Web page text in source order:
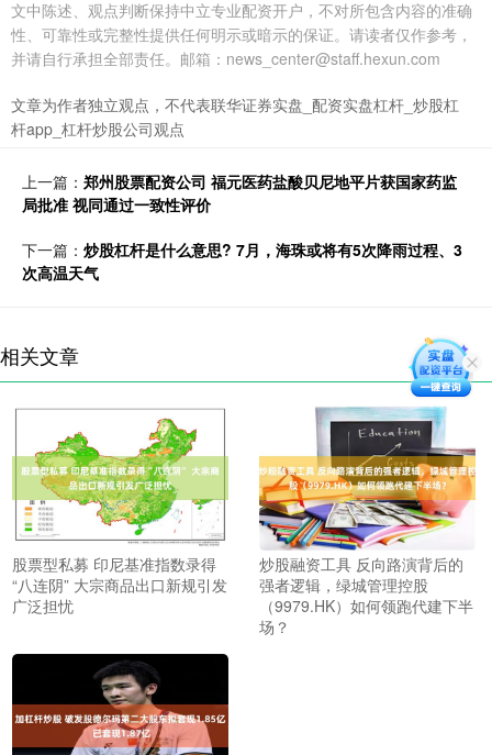
文中陈述、观点判断保持中立专业配资开户，不对所包含内容的准确
性、可靠性或完整性提供任何明示或暗示的保证。请读者仅作参考，
并请自行承担全部责任。邮箱：news_center@staff.hexun.com
文章为作者独立观点，不代表联华证券实盘_配资实盘杠杆_炒股杠
杆app_杠杆炒股公司观点
上一篇： 郑州股票配资公司 福元医药盐酸贝尼地平片获国家药监
局批准 视同通过一致性评价
下一篇： 炒股杠杆是什么意思? 7月，海珠或将有5次降雨过程、3
次高温天气
相关文章
股票型私募 印尼基准指数录得
“八连阴” 大宗商品出口新规引发
广泛担忧
炒股融资工具 反向路演背后的
强者逻辑，绿城管理控股
（9979.HK）如何领跑代建下半
场？